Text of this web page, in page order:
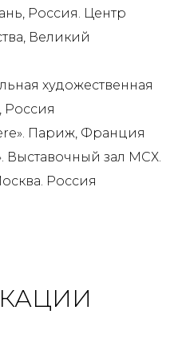
Россия. Центр
Великий
художественная
Россия
Париж, Франция
Выставочный зал МСХ.
Россия